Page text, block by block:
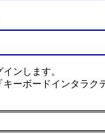
ンします。
ーボードインタラク